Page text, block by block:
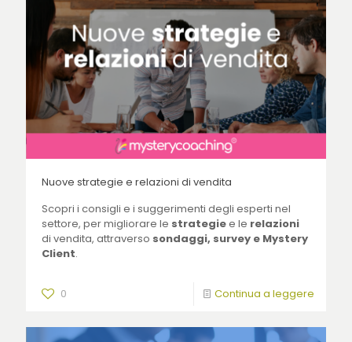
Nuove strategie e relazioni di vendita
Scopri i consigli e i suggerimenti degli esperti nel
settore, per migliorare le strategiee le relazioni
di vendita, attraverso sondaggi, survey e Mystery
Client.
0 Continua a leggere